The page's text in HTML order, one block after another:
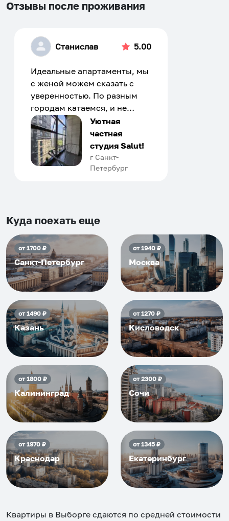
Отзывы после проживания
Станислав 5.00
Идеальные апартаменты, мы
с женой можем сказать с
уверенностью. По разным
городам катаемся, и не
только в России. Сервис на
отличном уровне. Хозяин
апартаментов доброй души
человек, всегда можно
договориться, подскажет
приезжать еще...
Уютная
частная
студия Salut!
г Санкт-
Петербург
Куда поехать еще
от1700₽
Санкт-Петербург
от1940₽
Москва
от1490₽
Казань
от1270₽
Кисловодск
от1800₽
Калининград
от2300₽
Сочи
от1970₽
Краснодар
от1345₽
Екатеринбург
Квартиры в Выборге сдаются по средней стоимости